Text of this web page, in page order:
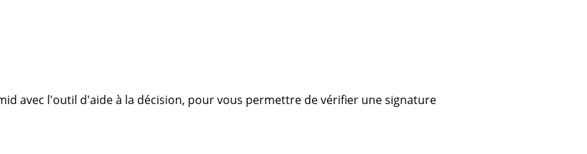
avec l'outil d'aide à la décision, pour vous permettre de vérifier une signature